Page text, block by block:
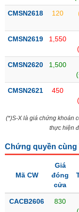
quan
dịch
chính
tích
doanh
nghiệp
kiện
CMSN2618 120
CMSN2619 1,550
CMSN2620 1,500
CMSN2621 450
(*)S-X là giá chứng khoán
thực hiện
Chứng quyền cùng
Mã CW
Giá
đóng
cửa
CACB2606 830
VS-
SECTOR
LIỆU
CÔNG